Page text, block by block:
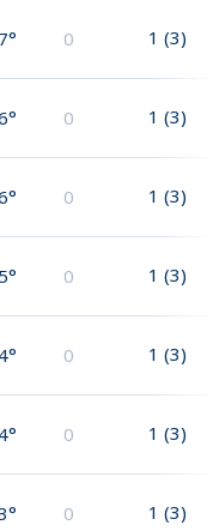
0 1 (3)
0 1 (3)
0 1 (3)
0 1 (3)
0 1 (3)
0 1 (3)
0 1 (3)